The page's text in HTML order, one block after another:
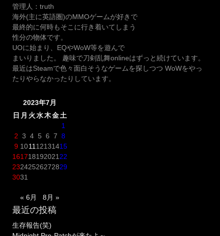
管理人：truth
海外(主に英語圏)のMMOゲームが好きで
最終的に何時もそこに行き着いてしまう
性分の物体です。
UOに始まり、EQやWoW等を遊んで
まいりました。 趣味で刀剣乱舞onlineはずっと続けています。
最近はSteamで色々面白そうなゲームを探しつつ WoWをやっ
たりやらなかったりしています。
2023年7月
日 月 火水木金土
1
2 3 4 5 6 7 8
9 1011 12131415
161718192021 22
23242526272829
3031
« 6月 8月 »
最近の投稿
生存報告(笑)